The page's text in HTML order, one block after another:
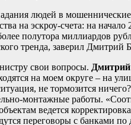
людей в
на эскроу-счета: на
полутора миллиардов
тренда, заверил Дмитрий
свои вопросы.
на моем округе – на
не тормозится
монтажные работы.
ведется
переговоры с банками